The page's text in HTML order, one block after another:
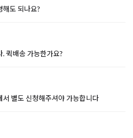
해도 되나요?
퀵배송 가능한가요?
서 별도 신청해주셔야 가능합니다